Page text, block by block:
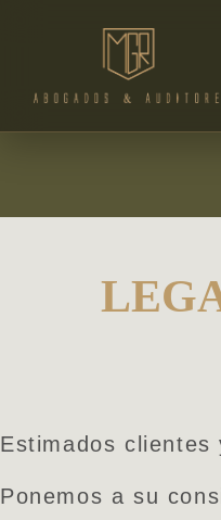
Estimados clientes
Ponemos a su